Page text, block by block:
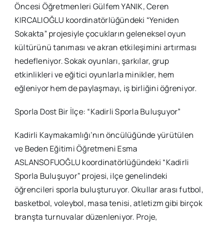
Öncesi Öğretmenleri Gülfem YANIK, Ceren
KIRCALIOĞLU koordinatörlüğündeki “Yeniden
Sokakta” projesiyle çocukların geleneksel oyun
kültürünü tanıması ve akran etkileşimini artırması
hedefleniyor. Sokak oyunları, şarkılar, grup
etkinlikleri ve eğitici oyunlarla minikler, hem
eğleniyor hem de paylaşmayı, iş birliğini öğreniyor.
Sporla Dost Bir İlçe: “Kadirli Sporla Buluşuyor”
Kadirli Kaymakamlığı’nın öncülüğünde yürütülen
ve Beden Eğitimi Öğretmeni Esma
ASLANSOFUOĞLU koordinatörlüğündeki “Kadirli
Sporla Buluşuyor” projesi, ilçe genelindeki
öğrencileri sporla buluşturuyor. Okullar arası futbol,
basketbol, voleybol, masa tenisi, atletizm gibi birçok
branşta turnuvalar düzenleniyor. Proje,